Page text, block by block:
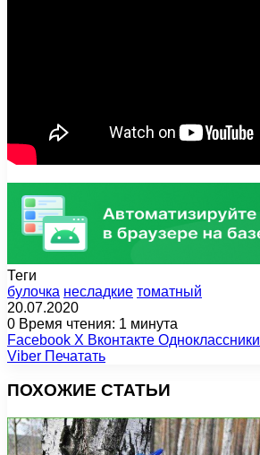
Теги
булочка несладкие томатный
20.07.2020
0 Время чтения: 1 минута
Facebook X Вконтакте Одноклассники
Viber Печатать
ПОХОЖИЕ СТАТЬИ